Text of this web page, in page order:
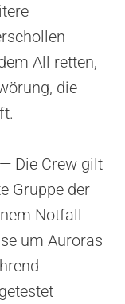
All retten,
die
— Die Crew gilt
Gruppe der
Notfall
um Auroras